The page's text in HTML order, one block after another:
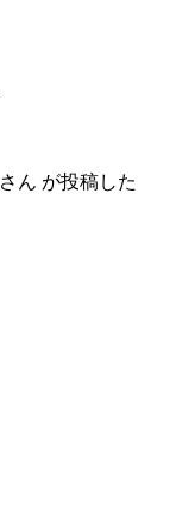
さん が投稿した